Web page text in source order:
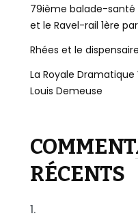
79ième balade-santé
et le Ravel-rail 1ère
Rhées et le
La Royale
Louis Demeuse
RÉCENTS